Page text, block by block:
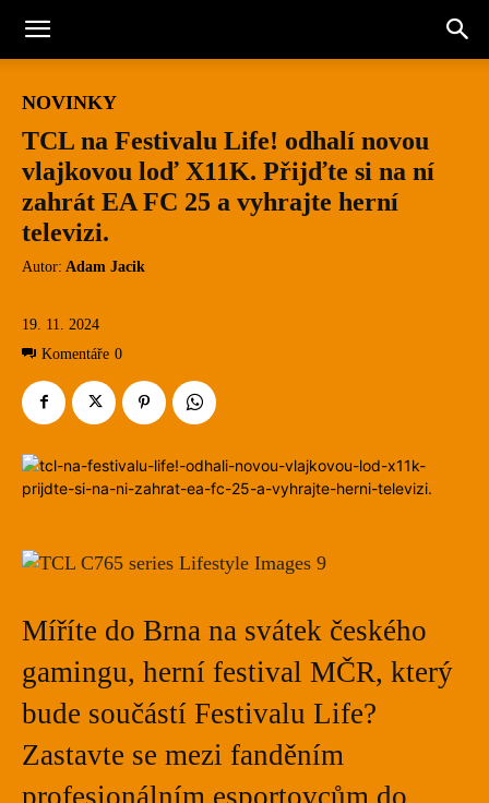
19. 11. 2024
Komentáře 0
NOVINKY
TCL na Festivalu Life! odhalí novou
vlajkovou loď X11K. Přijďte si na ní
zahrát EA FC 25 a vyhrajte herní
televizi.
Autor: Adam Jacik
Míříte do Brna na svátek českého
gamingu, herní festival MČR, který
bude součástí Festivalu Life?
Zastavte se mezi fanděním
profesionálním esportovcům do